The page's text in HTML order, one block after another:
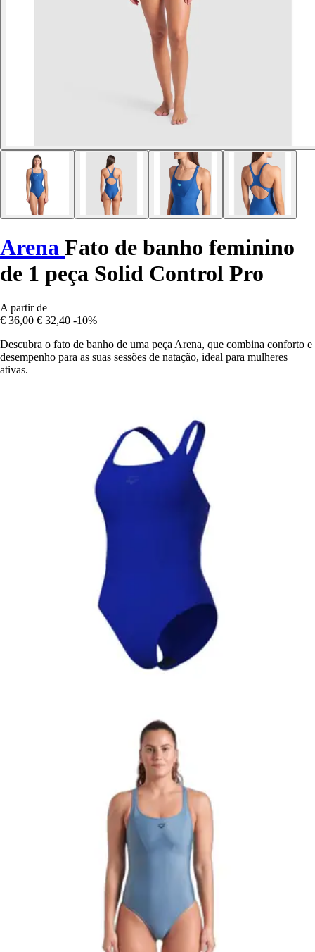
Arena Fato de banho feminino
de 1 peça Solid Control Pro
A partir de
€ 36,00 € 32,40 -10%
Descubra o fato de banho de uma peça Arena, que combina conforto e
desempenho para as suas sessões de natação, ideal para mulheres
ativas.